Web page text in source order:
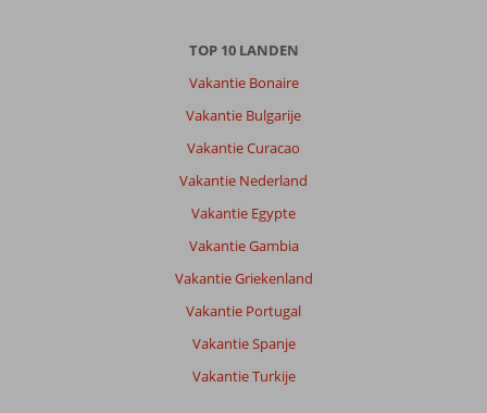
TOP 10 LANDEN
Vakantie Bonaire
Vakantie Bulgarije
Vakantie Curacao
Vakantie Nederland
Vakantie Egypte
Vakantie Gambia
Vakantie Griekenland
Vakantie Portugal
Vakantie Spanje
Vakantie Turkije